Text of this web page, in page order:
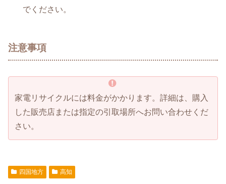
でください。
注意事項
家電リサイクルには料金がかかります。詳細は、購入
した販売店または指定の引取場所へお問い合わせくだ
さい。
四国地方 高知